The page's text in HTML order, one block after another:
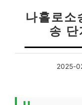
나홀로
송
2025-